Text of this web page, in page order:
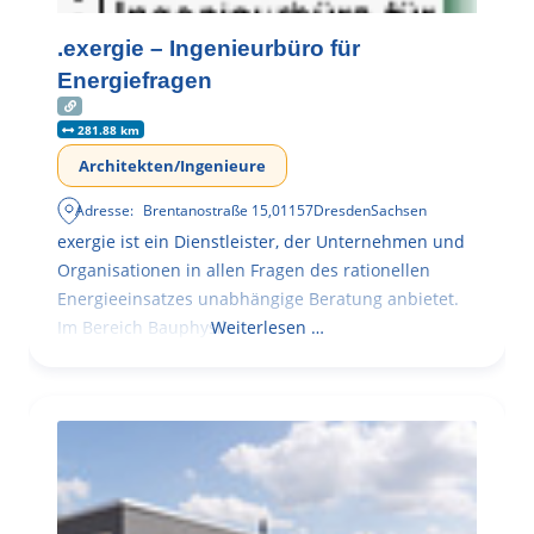
.exergie – Ingenieurbüro für
Energiefragen
281.88 km
Architekten/Ingenieure
Adresse: Brentanostraße 15,01157DresdenSachsen
exergie ist ein Dienstleister, der Unternehmen und
Organisationen in allen Fragen des rationellen
Energieeinsatzes unabhängige Beratung anbietet.
Im Bereich BauphysikWeiterlesen …